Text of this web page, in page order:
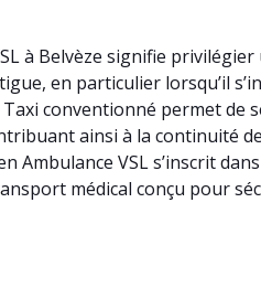
à Belvèze signifie
en particulier lorsqu’il
conventionné permet de
ainsi à la continuité
VSL s’inscrit
médical conçu pour